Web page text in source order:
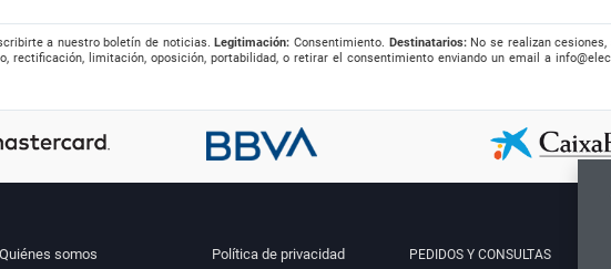
a nuestro boletín de noticias.Legitimación: Consentimiento. Destinatarios:No se realizan cesiones,
rectificación, limitación, oposición, portabilidad, o retirar el consentimiento enviando un email a
Quiénes somos Política de privacidad PEDIDOS Y CONSULTAS